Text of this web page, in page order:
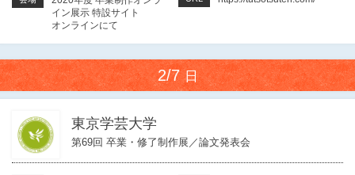
イン展示 特設サイト
オンラインにて
2/7日
東京学芸大学
第69回 卒業・修了制作展／論文発表会